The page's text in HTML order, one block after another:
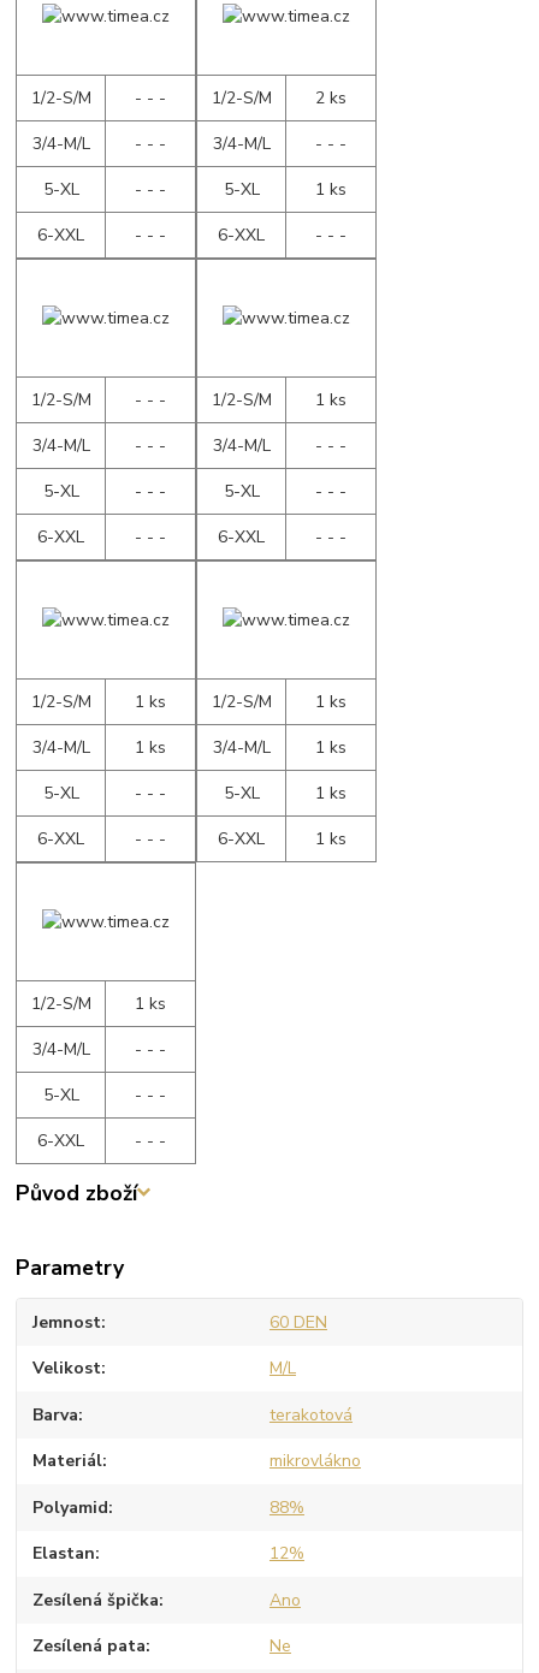
1/2-S/M
- - -
3/4-M/L
- - -
5-XL
- - -
6-XXL
- - -
1/2-S/M
2 ks
3/4-M/L
- - -
5-XL
1 ks
6-XXL
- - -
1/2-S/M
- - -
3/4-M/L
- - -
5-XL
- - -
6-XXL
- - -
1/2-S/M
1 ks
3/4-M/L
- - -
5-XL
- - -
6-XXL
- - -
1/2-S/M
1 ks
3/4-M/L
1 ks
5-XL
- - -
6-XXL
- - -
1/2-S/M
1 ks
3/4-M/L
1 ks
5-XL
1 ks
6-XXL
1 ks
1/2-S/M
1 ks
3/4-M/L
- - -
5-XL
- - -
6-XXL
- - -
Původ zboží
Parametry
Jemnost 60 DEN
Velikost M/L
Barva terakotová
Materiál mikrovlákno
Polyamid 88%
Elastan 12%
Zesílená špička Ano
Zesílená pata Ne